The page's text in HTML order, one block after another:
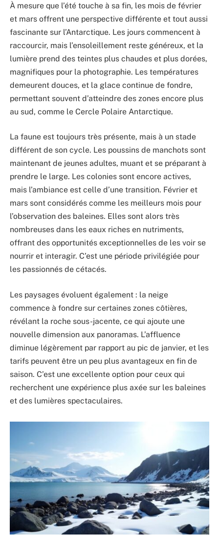
À mesure que l’été touche à sa fin, les mois de février
et mars offrent une perspective différente et tout aussi
fascinante sur l’Antarctique. Les jours commencent à
raccourcir, mais l’ensoleillement reste généreux, et la
lumière prend des teintes plus chaudes et plus dorées,
magnifiques pour la photographie. Les températures
demeurent douces, et la glace continue de fondre,
permettant souvent d’atteindre des zones encore plus
au sud, comme le Cercle Polaire Antarctique.
La faune est toujours très présente, mais à un stade
différent de son cycle. Les poussins de manchots sont
maintenant de jeunes adultes, muant et se préparant à
prendre le large. Les colonies sont encore actives,
mais l’ambiance est celle d’une transition. Février et
mars sont considérés comme les meilleurs mois pour
l’observation des baleines. Elles sont alors très
nombreuses dans les eaux riches en nutriments,
offrant des opportunités exceptionnelles de les voir se
nourrir et interagir. C’est une période privilégiée pour
les passionnés de cétacés.
Les paysages évoluent également : la neige
commence à fondre sur certaines zones côtières,
révélant la roche sous-jacente, ce qui ajoute une
nouvelle dimension aux panoramas. L’affluence
diminue légèrement par rapport au pic de janvier, et les
tarifs peuvent être un peu plus avantageux en fin de
saison. C’est une excellente option pour ceux qui
recherchent une expérience plus axée sur les baleines
et des lumières spectaculaires.